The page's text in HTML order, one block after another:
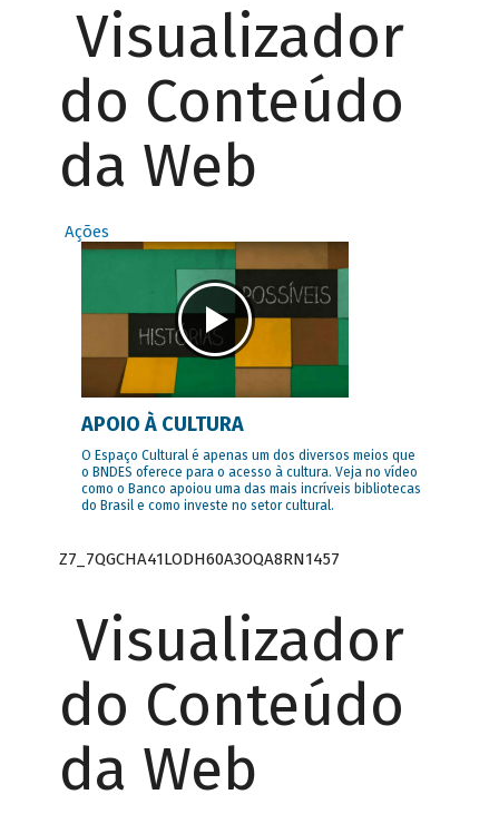
Visualizador
do Conteúdo
da Web
Ações
APOIO À CULTURA
O Espaço Cultural é apenas um dos diversos meios que
o BNDES oferece para o acesso à cultura. Veja no vídeo
como o Banco apoiou uma das mais incríveis bibliotecas
do Brasil e como investe no setor cultural.
Z7_7QGCHA41LODH60A3OQA8RN1457
Visualizador
do Conteúdo
da Web